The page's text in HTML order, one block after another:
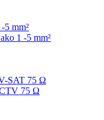
5 mm²
1 -5 mm²
SAT 75 Ω
75 Ω